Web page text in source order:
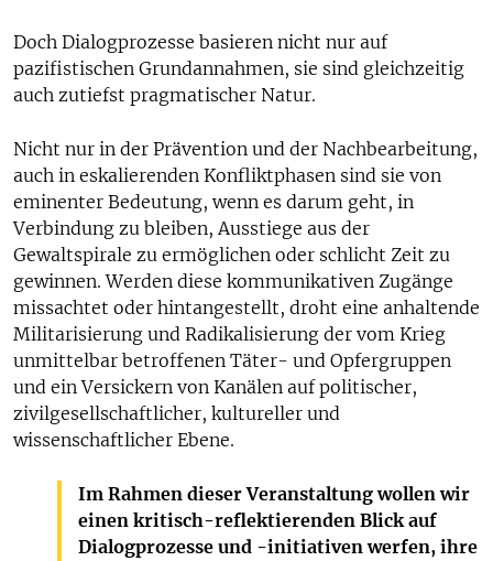
Doch Dialogprozesse basieren nicht nur auf
pazifistischen Grundannahmen, sie sind gleichzeitig
auch zutiefst pragmatischer Natur.
Nicht nur in der Prävention und der Nachbearbeitung,
auch in eskalierenden Konfliktphasen sind sie von
eminenter Bedeutung, wenn es darum geht, in
Verbindung zu bleiben, Ausstiege aus der
Gewaltspirale zu ermöglichen oder schlicht Zeit zu
gewinnen. Werden diese kommunikativen Zugänge
missachtet oder hintangestellt, droht eine anhaltende
Militarisierung und Radikalisierung der vom Krieg
unmittelbar betroffenen Täter- und Opfergruppen
und ein Versickern von Kanälen auf politischer,
zivilgesellschaftlicher, kultureller und
wissenschaftlicher Ebene.
Im Rahmen dieser Veranstaltung wollen wir
einen kritisch-reflektierenden Blick auf
Dialogprozesse und -initiativen werfen, ihre